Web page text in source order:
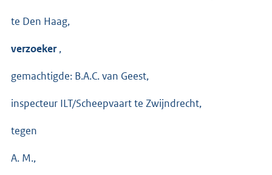
te Den Haag,
verzoeker,
gemachtigde: B.A.C. van Geest,
inspecteur ILT/Scheepvaart te Zwijndrecht,
tegen
A. M.,